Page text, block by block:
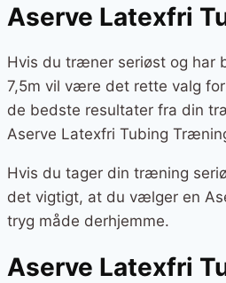
Aserve Latexfri
Hvis du træner seriøst og har
7,5m vil være det rette valg
de bedste resultater fra din
Aserve Latexfri Tubing
Hvis du tager din træning
det vigtigt, at du vælger en
tryg måde derhjemme.
Aserve Latexfri